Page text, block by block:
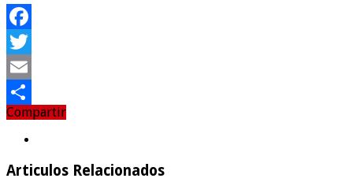
Facebook
Twitter
Email
Compartir
Compartir
Articulos Relacionados